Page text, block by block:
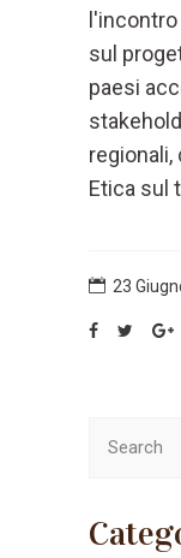
sul
paesi
regionali,
Etica sul
23